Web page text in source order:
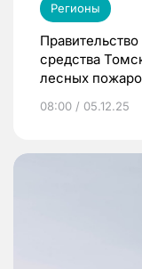
Регионы
средства
лесных
08:00 / 05.12.25